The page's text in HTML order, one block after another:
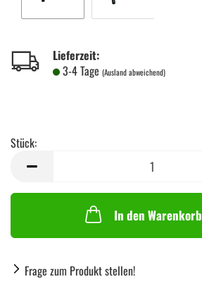
Lieferzeit:
3-4 Tage (Ausland abweichend)
Stück:
In den Warenkorb
Frage zum Produkt stellen!